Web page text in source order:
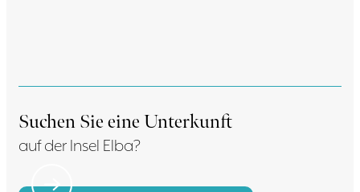
Suchen Sie eine Unterkunft
auf der Insel Elba?